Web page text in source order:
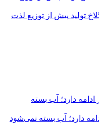
تولید پیش از توزیع لذت